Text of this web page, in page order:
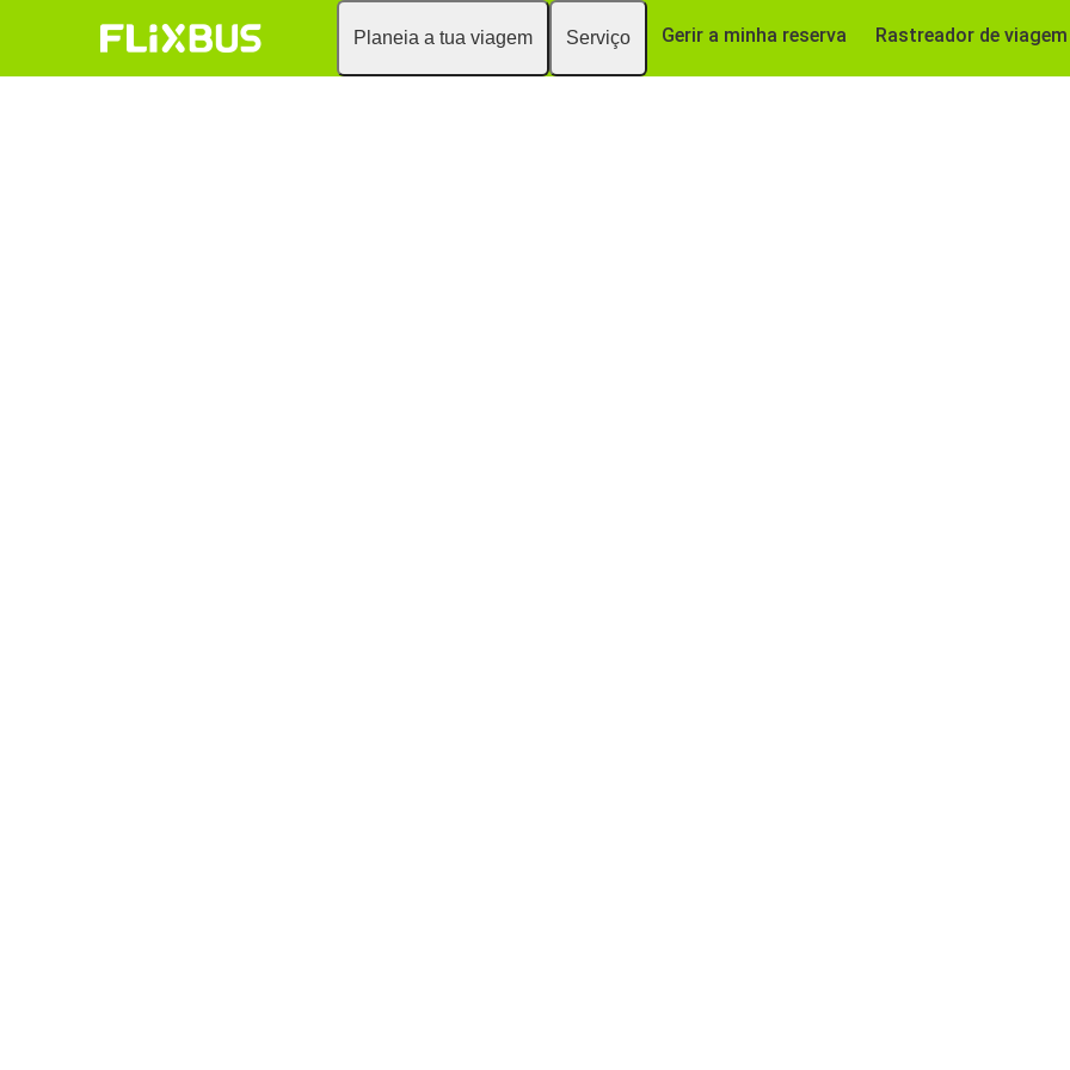
Planeia a tua viagem Serviço Gerir a minha reserva Rastreador de viagem